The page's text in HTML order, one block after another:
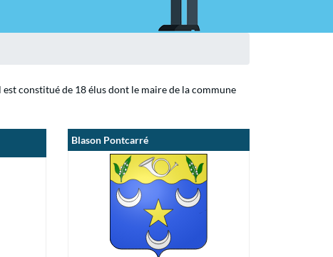
constitué de 18 élus dont le maire de la commune
Blason Pontcarré